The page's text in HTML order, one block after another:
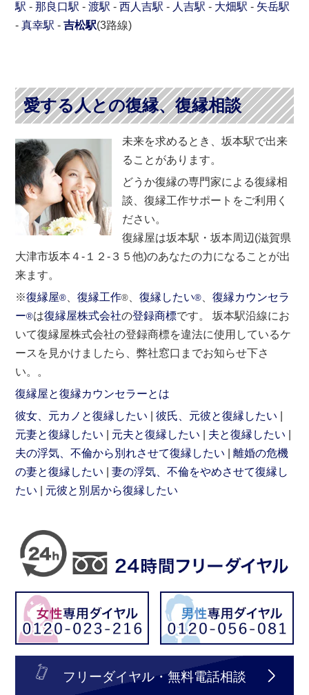
駅 -那良口駅 -渡駅 -西人吉駅 - 人吉駅 - 大畑駅 - 矢岳駅
-真幸駅 -吉松駅(3路線)
愛する人との復縁、復縁相談
未来を求めるとき、坂本駅で出来
ることがあります。
どうか復縁の専門家による復縁相
談、復縁工作サポートをご利用く
ださい。
復縁屋は坂本駅・坂本周辺(滋賀県
大津市坂本４-１２-３５他)のあなたの力になることが出
来ます。
※復縁屋® 、復縁工作® 、復縁したい® 、復縁カウンセラ
ー®は復縁屋株式会社の登録商標です。 坂本駅沿線にお
いて復縁屋株式会社の登録商標を違法に使用しているケ
ースを見かけましたら、弊社窓口までお知らせ下さ
い。。
復縁屋と復縁カウンセラーとは
彼女、元カノと復縁したい
彼氏、元彼と復縁したい
元妻と復縁したい
元夫と復縁したい
夫と復縁したい
夫の浮気、不倫から別れさせて復縁したい
離婚の危機
の妻と復縁したい
妻の浮気、不倫をやめさせて復縁し
たい
元彼と別居から復縁したい
フリーダイヤル・無料電話相談